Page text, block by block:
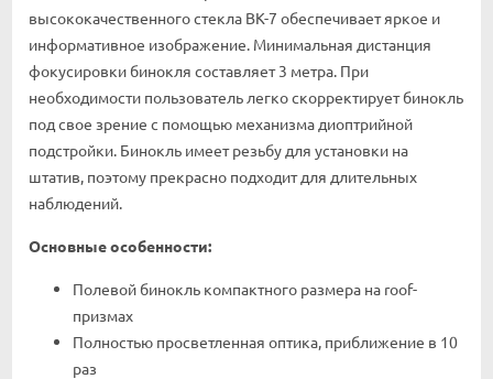
высококачественного стекла BK-7 обеспечивает яркое и
информативное изображение. Минимальная дистанция
фокусировки бинокля составляет 3 метра. При
необходимости пользователь легко скорректирует бинокль
под свое зрение с помощью механизма диоптрийной
подстройки. Бинокль имеет резьбу для установки на
штатив, поэтому прекрасно подходит для длительных
наблюдений.
Основные особенности:
Полевой бинокль компактного размера на roof-
призмах
Полностью просветленная оптика, приближение в 10
раз